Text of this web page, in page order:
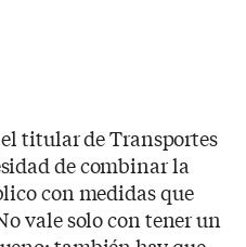
titular de Transportes
de combinar la
con medidas que
vale solo con tener un